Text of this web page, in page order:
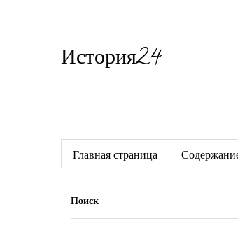
История24
Главная страница
Поиск